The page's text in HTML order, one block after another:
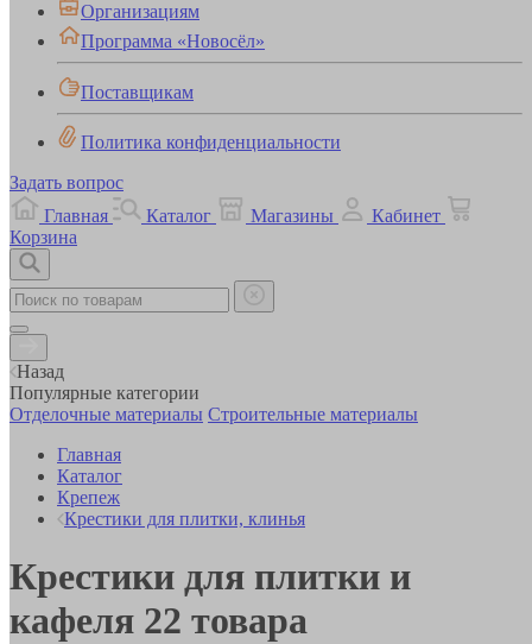
Организациям
Программа «Новосёл»
Поставщикам
Политика конфиденциальности
Задать вопрос
Главная
Каталог Магазины
Кабинет
Корзина
Назад
Популярные категории
Отделочные материалы Строительные материалы
Главная
Каталог
Крепеж
Крестики для плитки, клинья
Крестики для плитки и
кафеля 22 товара